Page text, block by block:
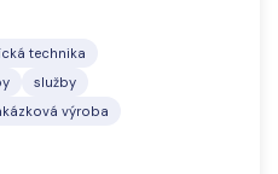
technika
služby
výroba